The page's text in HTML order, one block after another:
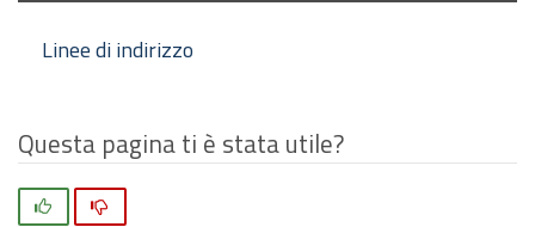
Linee di indirizzo
Questa pagina ti è stata utile?